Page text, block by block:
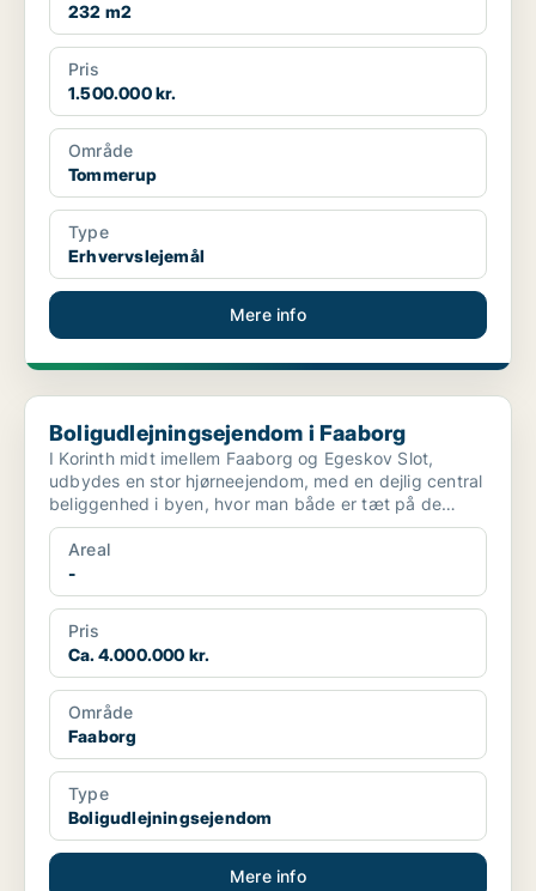
232 m2
Pris
1.500.000 kr.
Område
Tommerup
Type
Erhvervslejemål
Mere info
Boligudlejningsejendom i Faaborg
Boligudlejningsejendom i Faaborg
I Korinth midt imellem Faaborg og Egeskov Slot,
udbydes en stor hjørneejendom, med en dejlig central
beliggenhed i byen, hvor man både er tæt på de
øvrige fa...
Areal
-
Pris
Ca. 4.000.000 kr.
Område
Faaborg
Type
Boligudlejningsejendom
Mere info